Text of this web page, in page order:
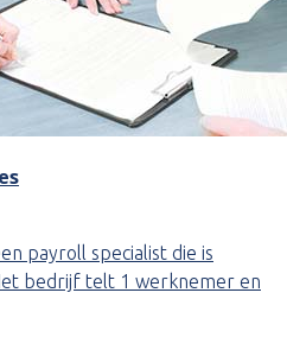
payroll specialist die is
bedrijf telt 1 werknemer en